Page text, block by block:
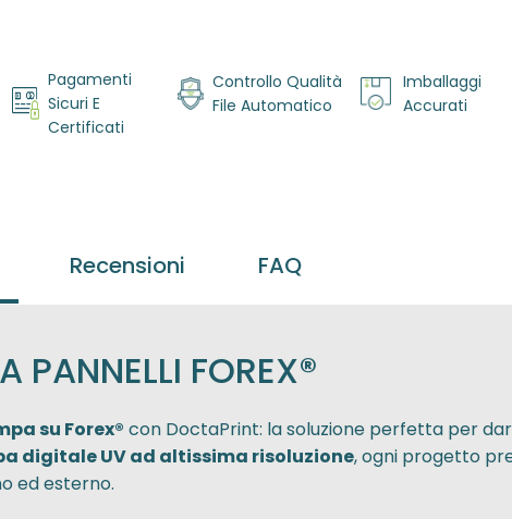
Pagamenti
Sicuri E
Certificati
Controllo Qualità
File Automatico
Imballaggi
Accurati
PANNELLI FOREX®
su Forex® con DoctaPrint: la soluzione perfetta per
digitale UV ad altissima risoluzione, ogni progetto
ed esterno.
Recensioni FAQ